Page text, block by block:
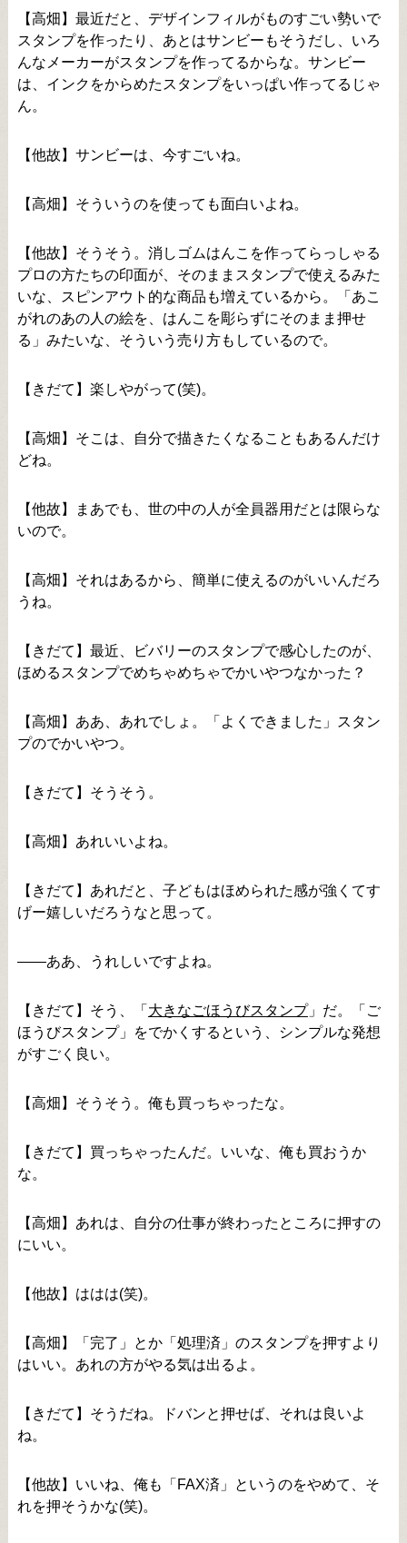
【高畑】最近だと、デザインフィルがものすごい勢いで
スタンプを作ったり、あとはサンビーもそうだし、いろ
んなメーカーがスタンプを作ってるからな。サンビー
は、インクをからめたスタンプをいっぱい作ってるじゃ
ん。
【他故】サンビーは、今すごいね。
【高畑】そういうのを使っても面白いよね。
【他故】そうそう。消しゴムはんこを作ってらっしゃる
プロの方たちの印面が、そのままスタンプで使えるみた
いな、スピンアウト的な商品も増えているから。「あこ
がれのあの人の絵を、はんこを彫らずにそのまま押せ
る」みたいな、そういう売り方もしているので。
【きだて】楽しやがって(笑)。
【高畑】そこは、自分で描きたくなることもあるんだけ
どね。
【他故】まあでも、世の中の人が全員器用だとは限らな
いので。
【高畑】それはあるから、簡単に使えるのがいいんだろ
うね。
【きだて】最近、ビバリーのスタンプで感心したのが、
ほめるスタンプでめちゃめちゃでかいやつなかった？
【高畑】ああ、あれでしょ。「よくできました」スタン
プのでかいやつ。
【きだて】そうそう。
【高畑】あれいいよね。
【きだて】あれだと、子どもはほめられた感が強くてす
げー嬉しいだろうなと思って。
――ああ、うれしいですよね。
【きだて】そう、「 大きなごほうびスタンプ」だ。「ご
ほうびスタンプ」をでかくするという、シンプルな発想
がすごく良い。
【高畑】そうそう。俺も買っちゃったな。
【きだて】買っちゃったんだ。いいな、俺も買おうか
な。
【高畑】あれは、自分の仕事が終わったところに押すの
にいい。
【他故】ははは(笑)。
【高畑】「完了」とか「処理済」のスタンプを押すより
はいい。あれの方がやる気は出るよ。
【きだて】そうだね。ドバンと押せば、それは良いよ
ね。
【他故】いいね、俺も「FAX済」というのをやめて、そ
れを押そうかな(笑)。